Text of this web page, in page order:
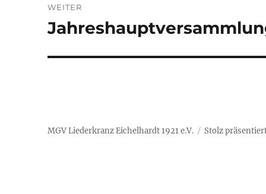
WEITER
Nächster
MGV Liederkranz Eichelhardt 1921 e.V. Stolz